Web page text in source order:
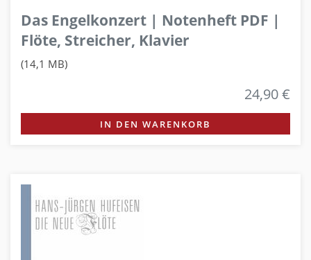
Das Engelkonzert | Notenheft PDF |
Flöte, Streicher, Klavier
(14,1 MB)
24,90 €
IN DEN WARENKORB